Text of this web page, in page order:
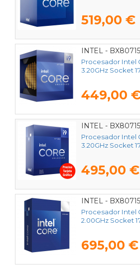
519,00 €
INTEL -
Procesador Intel
3.20GHz Socket
449,00
INTEL -
Procesador Intel
3.20GHz Socket
495,00 €
INTEL -
Procesador Intel
2.00GHz Socket
695,00 €